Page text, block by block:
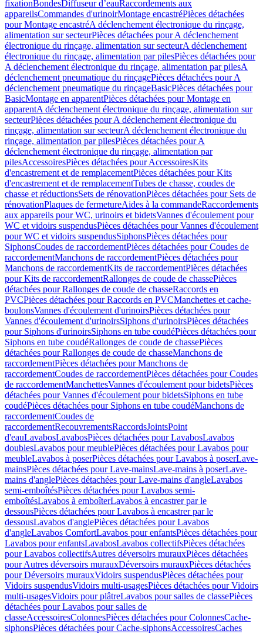
fixationBondesDiffuseur d’eauRaccordements aux
appareilsCommandes d'urinoirMontage encastréPièces détachées
pour Montage encastréA déclenchement électronique du rinçage,
alimentation sur secteurPièces détachées pour A déclenchement
électronique du rinçage, alimentation sur secteurA déclenchement
électronique du rinçage, alimentation par pilesPièces détachées pour
A déclenchement électronique du rinçage, alimentation par pilesA
déclenchement pneumatique du rinçagePièces détachées pour A
déclenchement pneumatique du rinçageBasicPièces détachées pour
BasicMontage en apparentPièces détachées pour Montage en
apparentA déclenchement électronique du rinçage, alimentation sur
secteurPièces détachées pour A déclenchement électronique du
rinçage, alimentation sur secteurA déclenchement électronique du
rinçage, alimentation par pilesPièces détachées pour A
déclenchement électronique du rinçage, alimentation par
pilesAccessoiresPièces détachées pour AccessoiresKits
d'encastrement et de remplacementPièces détachées pour Kits
d'encastrement et de remplacementTubes de chasse, coudes de
chasse et réductionsSets de rénovationPièces détachées pour Sets de
rénovationPlaques de fermetureAides à la commandeRaccordements
aux appareils pour WC, urinoirs et bidetsVannes d'écoulement pour
WC et vidoirs suspendusPièces détachées pour Vannes d'écoulement
pour WC et vidoirs suspendusSiphonsPièces détachées pour
SiphonsCoudes de raccordementPièces détachées pour Coudes de
raccordementManchons de raccordementPièces détachées pour
Manchons de raccordementKits de raccordementPièces détachées
pour Kits de raccordementRallonges de coude de chassePièces
détachées pour Rallonges de coude de chasseRaccords en
PVCPièces détachées pour Raccords en PVCManchettes et cache-
boulonsVannes d'écoulement d'urinoirsPièces détachées pour
Vannes d'écoulement d'urinoirsSiphons d'urinoirsPièces détachées
pour Siphons d'urinoirsSiphons en tube coudéPièces détachées pour
Siphons en tube coudéRallonges de coude de chassePièces
détachées pour Rallonges de coude de chasseManchons de
raccordementPièces détachées pour Manchons de
raccordementCoudes de raccordementPièces détachées pour Coudes
de raccordementManchettesVannes d'écoulement pour bidetsPièces
détachées pour Vannes d'écoulement pour bidetsSiphons en tube
coudéPièces détachées pour Siphons en tube coudéManchons de
raccordementCoudes de
raccordementRecouvrementsRaccordsJointsPoint
d'eauLavabosLavabosPièces détachées pour LavabosLavabos
doublesLavabos pour meublePièces détachées pour Lavabos pour
meubleLavabos à poserPièces détachées pour Lavabos à poserLave-
mainsPièces détachées pour Lave-mainsLave-mains à poserLave-
mains d'anglePièces détachées pour Lave-mains d'angleLavabos
semi-emboîtésPièces détachées pour Lavabos semi-
emboîtésLavabos à emboîterLavabos à encastrer par le
dessousPièces détachées pour Lavabos à encastrer par le
dessousLavabos d'anglePièces détachées pour Lavabos
d'angleLavabos ComfortLavabos pour enfantsPièces détachées pour
Lavabos pour enfantsLavabosLavabos collectifsPièces détachées
pour Lavabos collectifsAutres déversoirs murauxPièces détachées
pour Autres déversoirs murauxDéversoirs murauxPièces détachées
pour Déversoirs murauxVidoirs suspendusPièces détachées pour
Vidoirs suspendusVidoirs multi-usagesPièces détachées pour Vidoirs
multi-usagesVidoirs pour plâtreLavabos pour salles de classePièces
détachées pour Lavabos pour salles de
classeAccessoiresColonnesPièces détachées pour ColonnesCache-
siphonsPièces détachées pour Cache-siphonsAccessoiresCaches